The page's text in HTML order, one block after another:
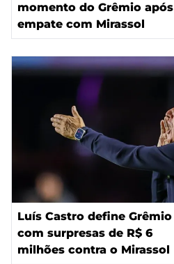
momento do Grêmio após
empate com Mirassol
Luís Castro define Grêmio
com surpresas de R$ 6
milhões contra o Mirassol